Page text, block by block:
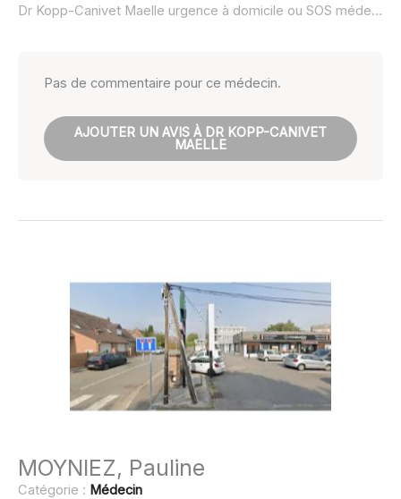
Dr Kopp-Canivet Maelle urgence à domicile ou SOS médecin :
Pas de commentaire pour ce médecin.
AJOUTER UN AVIS À DR KOPP-CANIVET
MAELLE
MOYNIEZ, Pauline
Catégorie : Médecin